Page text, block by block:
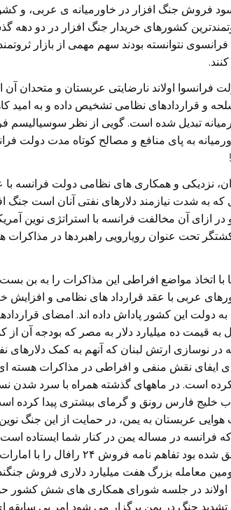
فروش جنگ افزار در خاورميانه ی عربی، و
کشورهای خريدار جنگ افزار در دو دهه
نتوانسته بودند سهم مهمی از بازار
فرانسوا اولاند نارضايتی عربستان و متحدان آن
و قراردادهای نظامی تشخيص داده و به
تبديل شده است. گويی از نظر سوسياليسم
به پای منافع و مصالح کوتاه مدت دولت
نزديکی و همکاری های نظامی دولت فرانسه
به شدت نيازمند دلارهای نفتی آنان است جنگ
ازای آن مخالفت فرانسه با استراتژی نوين
تحت عنوان رويارويی راهبردها در
بارها با اتخاذ مواضع افراطی اين مذاکرات را به
عربی با عقد قرارداد های نظامی و افزايش
دولت اين کشور پاداش داده اند. امضای
فروش ۳۶ جنگنده رافال به قيمت ده ميليارد دلار به مصر که
ارتش لبنان که آنهم به کمک دلارهای
نقش منفی و افراطی در مذاکرات هسته ای
کرده است. در ماههای گذشته همراه با سرد شدن
خليج فارس رونق و گرمای بيشتری پيدا کرده
عربستان به يمن، در حمايت از اين جنگ
آوريل ۲۰۱۵) در همين سفر لوران فابيوس که موفق شده
معامله بزرگ هفت ميليارد دلاری فروش
اولاند در جلسه شورای همکاری های شش کشور
جنگ در يمن برگزار می شود امر بی سابقه